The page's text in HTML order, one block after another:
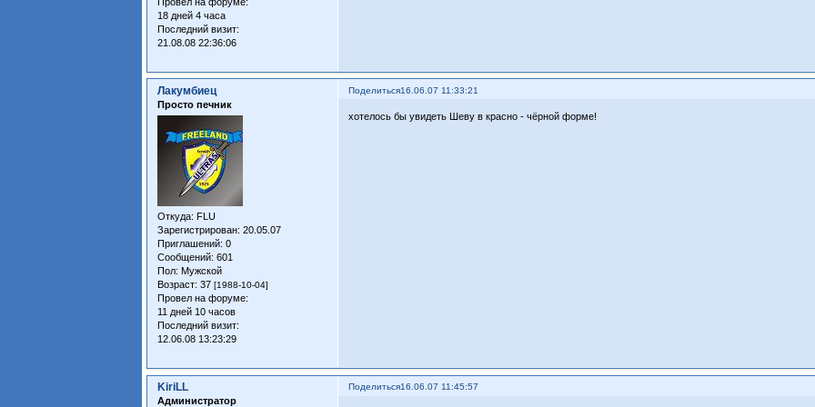
18 дней 4 часа
Последний визит:
21.08.08 22:36:06
Поделиться16.06.07 11:33:21
Лакумбиец
Просто печник
Откуда: FLU
Зарегистрирован: 20.05.07
Приглашений: 0
Сообщений: 601
Пол: Мужской
Возраст: 37[1988-10-04]
Провел на форуме:
11 дней 10 часов
Последний визит:
12.06.08 13:23:29
хотелось бы увидеть Шеву в красно - чёрной форме!
Поделиться16.06.07 11:45:57
KiriLL
Администратор